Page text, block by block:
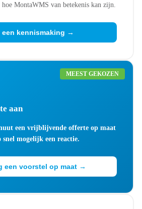
MontaWMS van betekenis kan zijn.
een kennismaking →
MEEST GEKOZEN
aan
een vrijblijvende offerte op maat
snel mogelijk een reactie.
een voorstel op maat →